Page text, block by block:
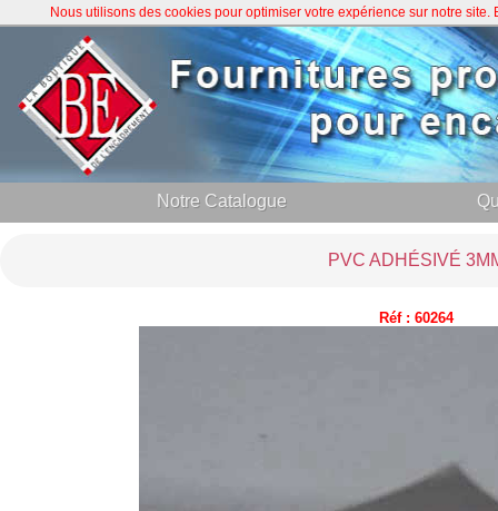
Notre Catalogue
PVC ADHÉSIVÉ
Réf : 60264
Nous utilisons des cookies pour optimiser votre expérience sur notre